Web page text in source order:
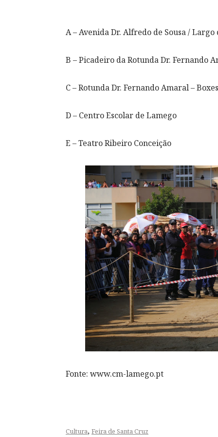
A – Avenida Dr. Alfredo de Sousa / Largo
B – Picadeiro da Rotunda Dr. Fernando
C – Rotunda Dr. Fernando Amaral – Boxes
D – Centro Escolar de Lamego
E – Teatro Ribeiro Conceição
Fonte: www.cm-lamego.pt
Cultura, Feira de Santa Cruz